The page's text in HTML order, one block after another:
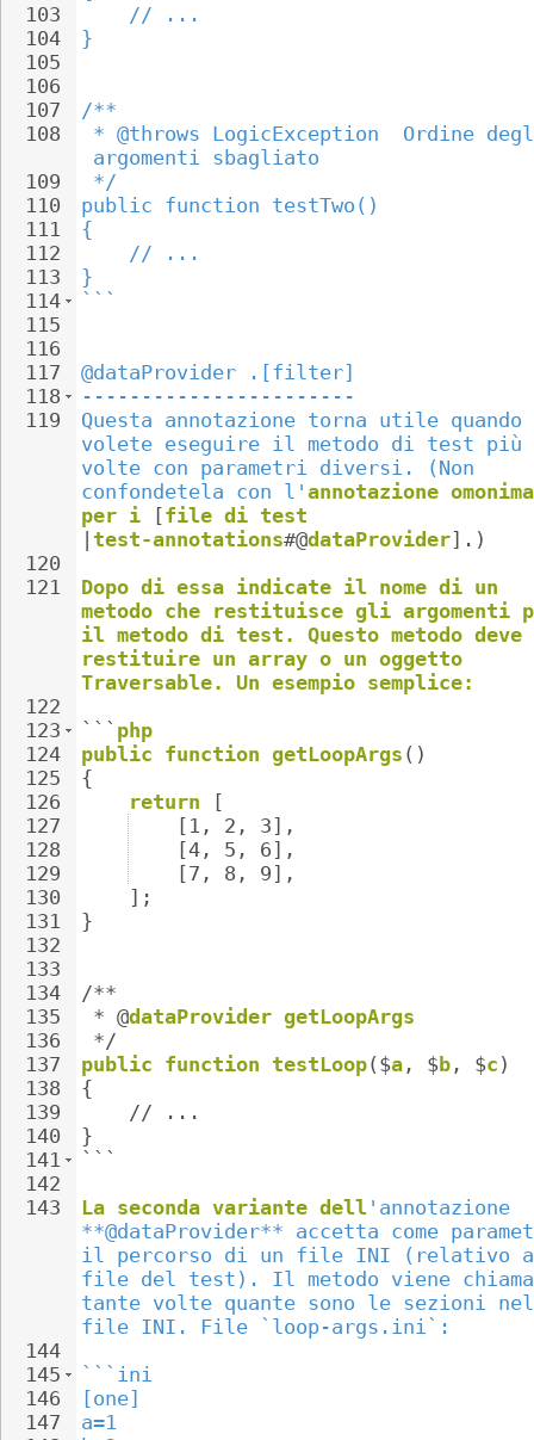
103
104
105
106
107
108
109
110
111
112
113
114
115
116
117
118
119
120
121
122
123
124
125
126
127
128
129
130
131
132
133
134
135
136
137
138
139
140
141
142
143
144
145
146
147
// ...
}
/**
* @throws LogicException  Ordine
argomenti sbagliato
*/
public function testTwo()
{
// ...
}
```
@dataProvider .[filter]
-----------------------
Questa annotazione torna utile quando
volete eseguire il metodo di test più
volte con parametri diversi. (Non
confondetela con l' annotazione omonima
per i [file di test
test-annotations#@dataProvider].)
Dopo di essa indicate il nome di un
metodo che restituisce gli argomenti
il metodo di test. Questo metodo deve
restituire un array o un oggetto
Traversable.
Un esempio semplice:
``` php
public function getLoopArgs ()
{
return
[
[1,
2,
3],
[4,
5,
6],
[7,
8,
9],
];
}
/**
* @dataProvider getLoopArgs
*/
public function testLoop($a , $b , $c )
{
//
...
}
```
La seconda variante dell 'annotazione
**@dataProvider** accetta come
il percorso di un file INI (relativo
file del test). Il metodo viene
tante volte quante sono le sezioni
file INI. File `loop-args.ini`:
```ini
[one]
a=1